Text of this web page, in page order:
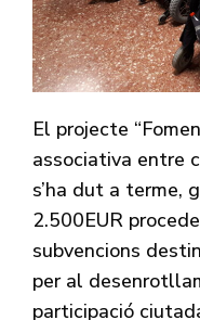
El projecte
associativa entre
s’ha dut a terme,
2.500EUR
subvencions
per al
participació